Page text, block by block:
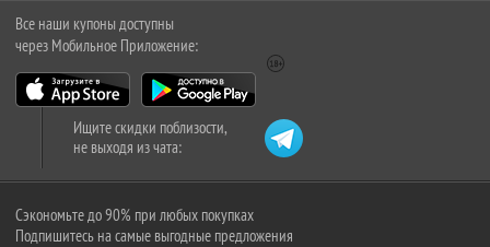
Все наши купоны доступны
через Мобильное Приложение:
Ищите скидки поблизости,
не выходя из чата:
Сэкономьте до 90% при любых покупках
Подпишитесь на самые выгодные предложения